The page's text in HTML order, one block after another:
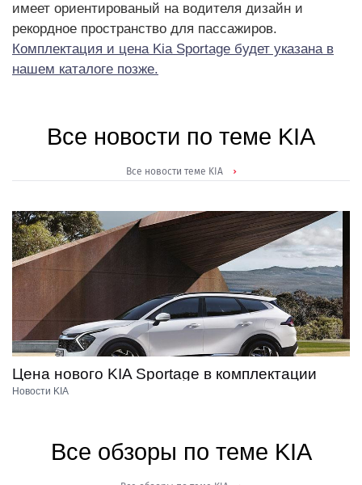
имеет ориентированый на водителя дизайн и
рекордное пространство для пассажиров.
Комплектация и цена Kia Sportage будет указана в
нашем каталоге позже.
Все новости по теме KIA
Все новости теме KIA
28.12.2021
Цена нового KIA Sportage в комплектации
Comfort составит от 2 329 900 рублей
Новости KIA
Все обзоры по теме KIA